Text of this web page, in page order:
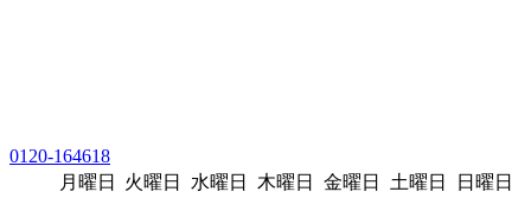
0120-164618
月曜日
火曜日 水曜日 木曜日 金曜日 土曜日
日曜日